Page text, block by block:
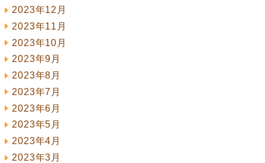
2023年12月
2023年11月
2023年10月
2023年9月
2023年8月
2023年7月
2023年6月
2023年5月
2023年4月
2023年3月